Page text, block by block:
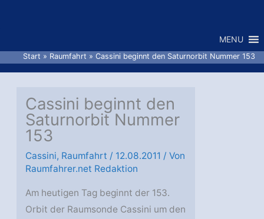
MENU
Start Raumfahrt Cassini beginnt den Saturnorbit Nummer 153
Cassini beginnt den
Saturnorbit Nummer
153
Cassini, Raumfahrt / 12.08.2011 / Von
Raumfahrer.net Redaktion
Am heutigen Tag beginnt der 153.
Orbit der Raumsonde Cassini um den